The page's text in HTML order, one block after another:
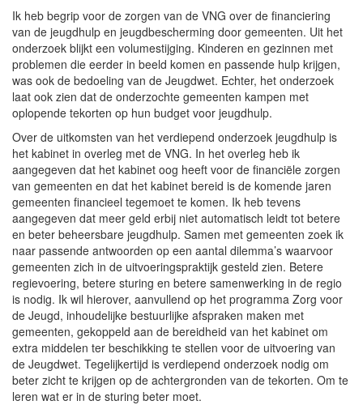
Ik heb begrip voor de zorgen van de VNG over de financiering
van de jeugdhulp en jeugdbescherming door gemeenten. Uit het
onderzoek blijkt een volumestijging. Kinderen en gezinnen met
problemen die eerder in beeld komen en passende hulp krijgen,
was ook de bedoeling van de Jeugdwet. Echter, het onderzoek
laat ook zien dat de onderzochte gemeenten kampen met
oplopende tekorten op hun budget voor jeugdhulp.
Over de uitkomsten van het verdiepend onderzoek jeugdhulp is
het kabinet in overleg met de VNG. In het overleg heb ik
aangegeven dat het kabinet oog heeft voor de financiële zorgen
van gemeenten en dat het kabinet bereid is de komende jaren
gemeenten financieel tegemoet te komen. Ik heb tevens
aangegeven dat meer geld erbij niet automatisch leidt tot betere
en beter beheersbare jeugdhulp. Samen met gemeenten zoek ik
naar passende antwoorden op een aantal dilemma’s waarvoor
gemeenten zich in de uitvoeringspraktijk gesteld zien. Betere
regievoering, betere sturing en betere samenwerking in de regio
is nodig. Ik wil hierover, aanvullend op het programma Zorg voor
de Jeugd, inhoudelijke bestuurlijke afspraken maken met
gemeenten, gekoppeld aan de bereidheid van het kabinet om
extra middelen ter beschikking te stellen voor de uitvoering van
de Jeugdwet. Tegelijkertijd is verdiepend onderzoek nodig om
beter zicht te krijgen op de achtergronden van de tekorten. Om te
leren wat er in de sturing beter moet.